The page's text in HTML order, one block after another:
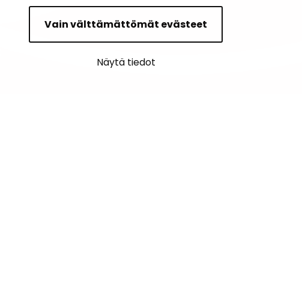
Vain välttämättömät evästeet
Näytä tiedot